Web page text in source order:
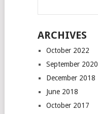
ARCHIVES
October 2022
September 2020
December 2018
June 2018
October 2017